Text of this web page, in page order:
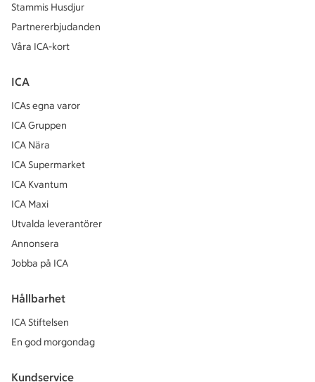
Stammis Husdjur
Partnererbjudanden
Våra ICA-kort
ICA
ICAs egna varor
ICA Gruppen
ICA Nära
ICA Supermarket
ICA Kvantum
ICA Maxi
Utvalda leverantörer
Annonsera
Jobba på ICA
Hållbarhet
ICA Stiftelsen
En god morgondag
Kundservice